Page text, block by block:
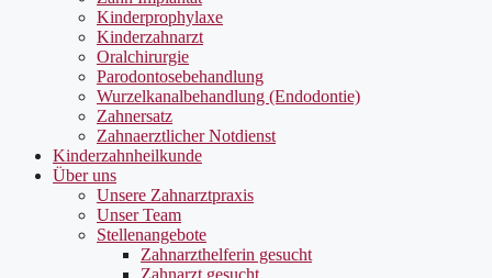
Kinderprophylaxe
Kinderzahnarzt
Oralchirurgie
Parodontosebehandlung
Wurzelkanalbehandlung (Endodontie)
Zahnersatz
Zahnaerztlicher Notdienst
Kinderzahnheilkunde
Über uns
Unsere Zahnarztpraxis
Unser Team
Stellenangebote
Zahnarzthelferin gesucht